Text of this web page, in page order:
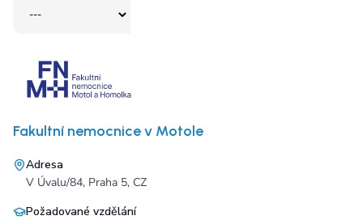
Fakultní nemocnice v Motole
Adresa
V Úvalu/84, Praha 5, CZ
Požadované vzdělání